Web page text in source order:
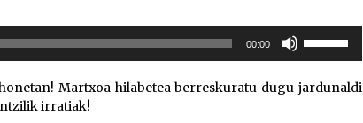
00:00
teklak
Martxoa hilabetea berreskuratu dugu jardunaldi
irratiak!